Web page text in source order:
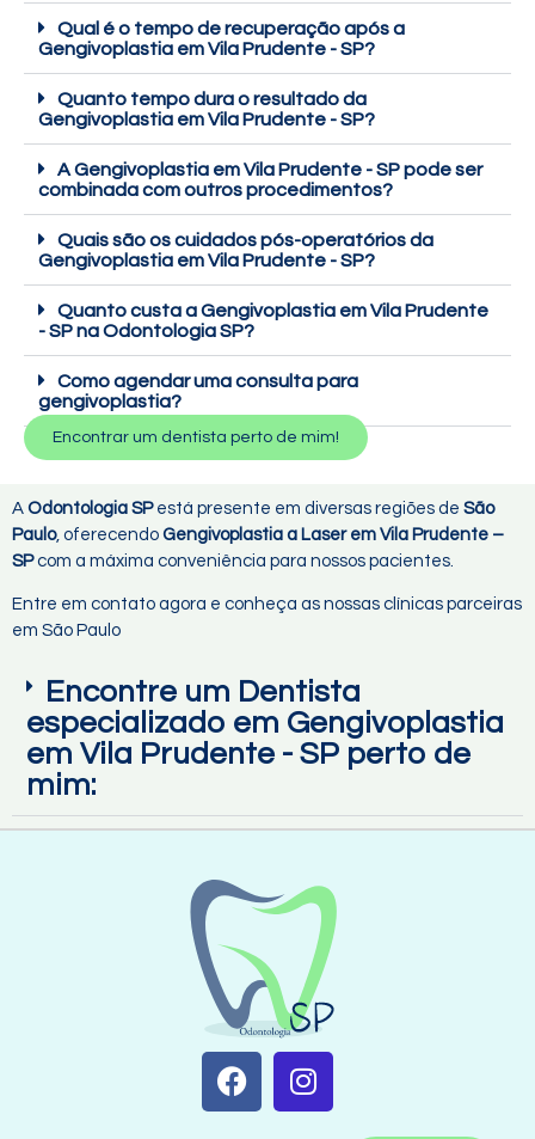
Qual é o tempo de recuperação após a
Gengivoplastia em Vila Prudente - SP?
Quanto tempo dura o resultado da
Gengivoplastia em Vila Prudente - SP?
A Gengivoplastia em Vila Prudente - SP pode ser
combinada com outros procedimentos?
Quais são os cuidados pós-operatórios da
Gengivoplastia em Vila Prudente - SP?
Quanto custa a Gengivoplastia em Vila Prudente
- SP na Odontologia SP?
Como agendar uma consulta para
gengivoplastia?
Encontrar um dentista perto de mim!
A Odontologia SPestá presente em diversas regiões de São
Paulo, oferecendo Gengivoplastia a Laser em Vila Prudente –
SP com a máxima conveniência para nossos pacientes.
Entre em contato agora e conheça as nossas clínicas parceiras
em São Paulo
Encontre um Dentista
especializado em Gengivoplastia
em Vila Prudente - SP perto de
mim: